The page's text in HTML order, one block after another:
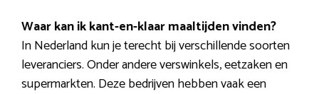
Waar kan ik kant-en-klaar maaltijden vinden?
In Nederland kun je terecht bij verschillende soorten
leveranciers. Onder andere verswinkels, eetzaken en
supermarkten. Deze bedrijven hebben vaak een